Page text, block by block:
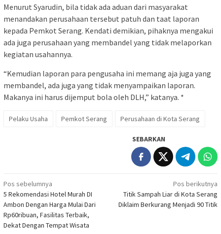
Menurut Syarudin, bila tidak ada aduan dari masyarakat
menandakan perusahaan tersebut patuh dan taat laporan
kepada Pemkot Serang. Kendati demikian, pihaknya mengakui
ada juga perusahaan yang membandel yang tidak melaporkan
kegiatan usahannya.
“Kemudian laporan para pengusaha ini memang aja juga yang
membandel, ada juga yang tidak menyampaikan laporan.
Makanya ini harus dijemput bola oleh DLH,” katanya. *
Pelaku Usaha Pemkot Serang Perusahaan di Kota Serang
SEBARKAN
Navigasi
pos
Pos sebelumnya
5 Rekomendasi Hotel Murah DI
Ambon Dengan Harga Mulai Dari
Rp60ribuan, Fasilitas Terbaik,
Dekat Dengan Tempat Wisata
Pos berikutnya
Titik Sampah Liar di Kota Serang
Diklaim Berkurang Menjadi 90 Titik